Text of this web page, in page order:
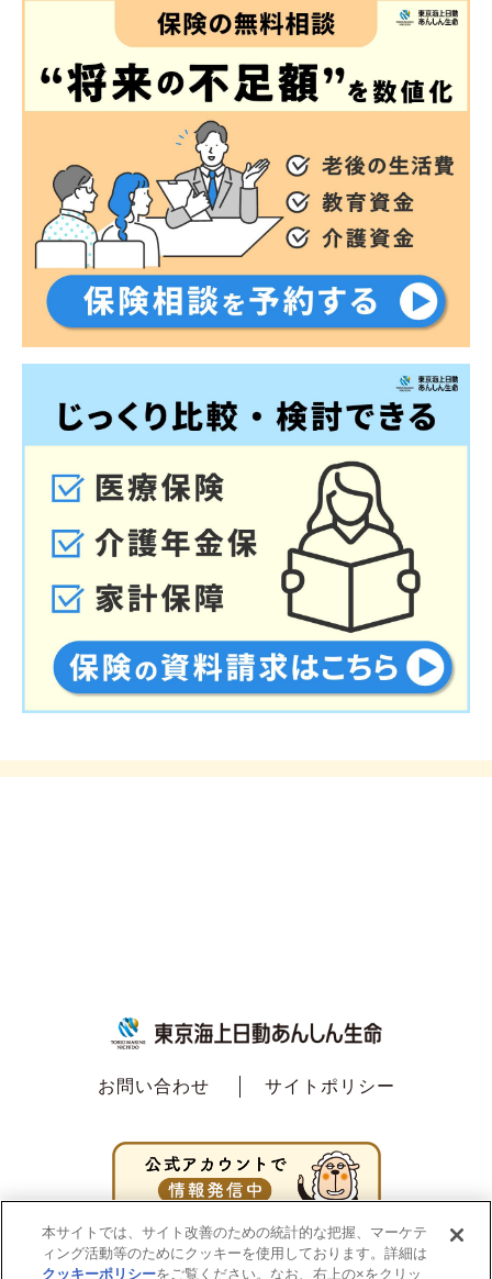
お問い合わせ サイトポリシー
本サイトでは、サイト改善のための統計的な把握、マーケテ
ィング活動等のためにクッキーを使用しております。詳細は
クッキーポリシーをご覧ください。なお、右上の×をクリッ